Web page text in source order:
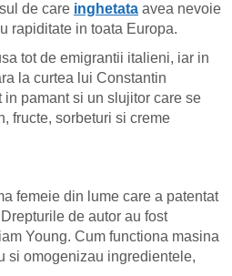
de care inghetata avea nevoie
rapiditate in toata Europa.
tot de emigrantii italieni, iar in
la curtea lui Constantin
pamant si un slujitor care se
fructe, sorbeturi si creme
femeie din lume care a patentat
de autor au fost
Young. Cum functiona masina
si omogenizau ingredientele,